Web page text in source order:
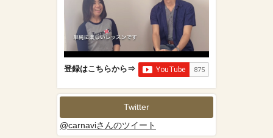
登録はこちらから⇒
Twitter
@carnaviさんのツイート